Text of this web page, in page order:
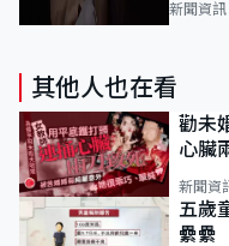
新聞資訊
其他人也在看
勸未
心臟
新聞資
五歲
纍纍